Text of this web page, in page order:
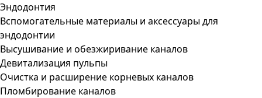
Эндодонтия
Вспомогательные материалы и аксессуары для
эндодонтии
Высушивание и обезжиривание каналов
Девитализация пульпы
Очистка и расширение корневых каналов
Пломбирование каналов